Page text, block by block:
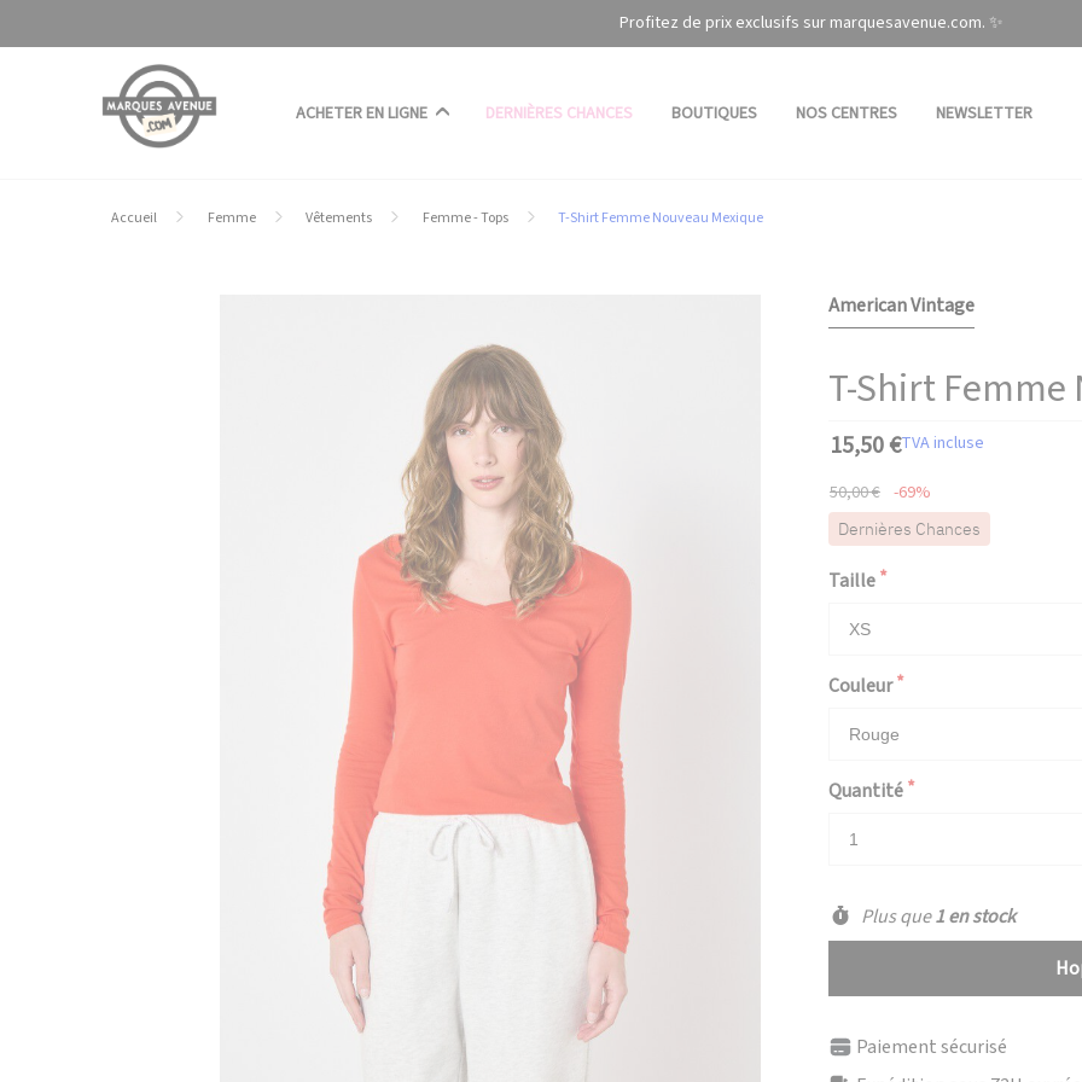
Profitez de prix exclusifs sur marquesavenue.com. ✨
ACHETER EN LIGNE DERNIÈRES CHANCES BOUTIQUES NOS CENTRES NEWSLETTER
Accueil Femme Vêtements Femme - Tops T-Shirt Femme Nouveau Mexique
American Vintage
T-Shirt Femme
15,50 €TVA incluse
50,00 € -69%
Dernières Chances
Taille
Couleur
Quantité
Plus que1 en stock
Paiement sécurisé